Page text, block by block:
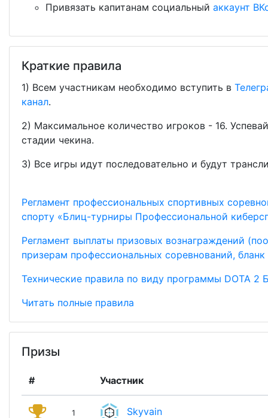
Привязать капитанам социальный аккаунт
Краткие правила
1) Всем участникам необходимо вступить в
канал.
2) Максимальное количество игроков - 16.
стадии чекина.
3) Все игры идут последовательно и будут
Регламент профессиональных спортивных
спорту «Блиц-турниры Профессиональной
Регламент выплаты призовых вознаграждений
призерам профессиональных соревнований, бланк
Технические правила по виду программы DOTA 2
Читать полные правила
Призы
# Участник
1 Skyvain